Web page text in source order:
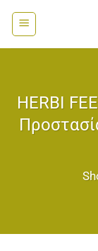
Μετάβαση
στο
περιεχόμενο
HERBI